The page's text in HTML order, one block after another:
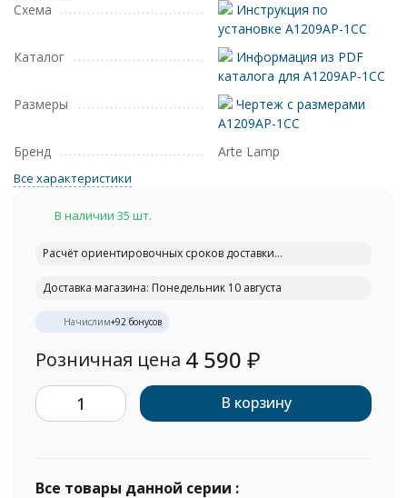
Схема
Инструкция по
установке A1209AP-1CC
Каталог
Информация из PDF
каталога для A1209AP-1CC
Размеры
Чертеж с размерами
A1209AP-1CC
Бренд
Arte Lamp
Все характеристики
В наличии 35 шт.
Расчёт ориентировочных сроков доставки...
Доставка магазина: Понедельник 10 августа
Начислим+92 бонусов
Розничная цена 4 590 ₽
В корзину
Все товары данной серии :